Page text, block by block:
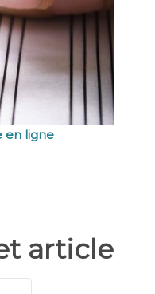
en ligne
article